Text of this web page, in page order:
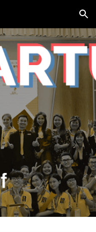
Skip to navigation